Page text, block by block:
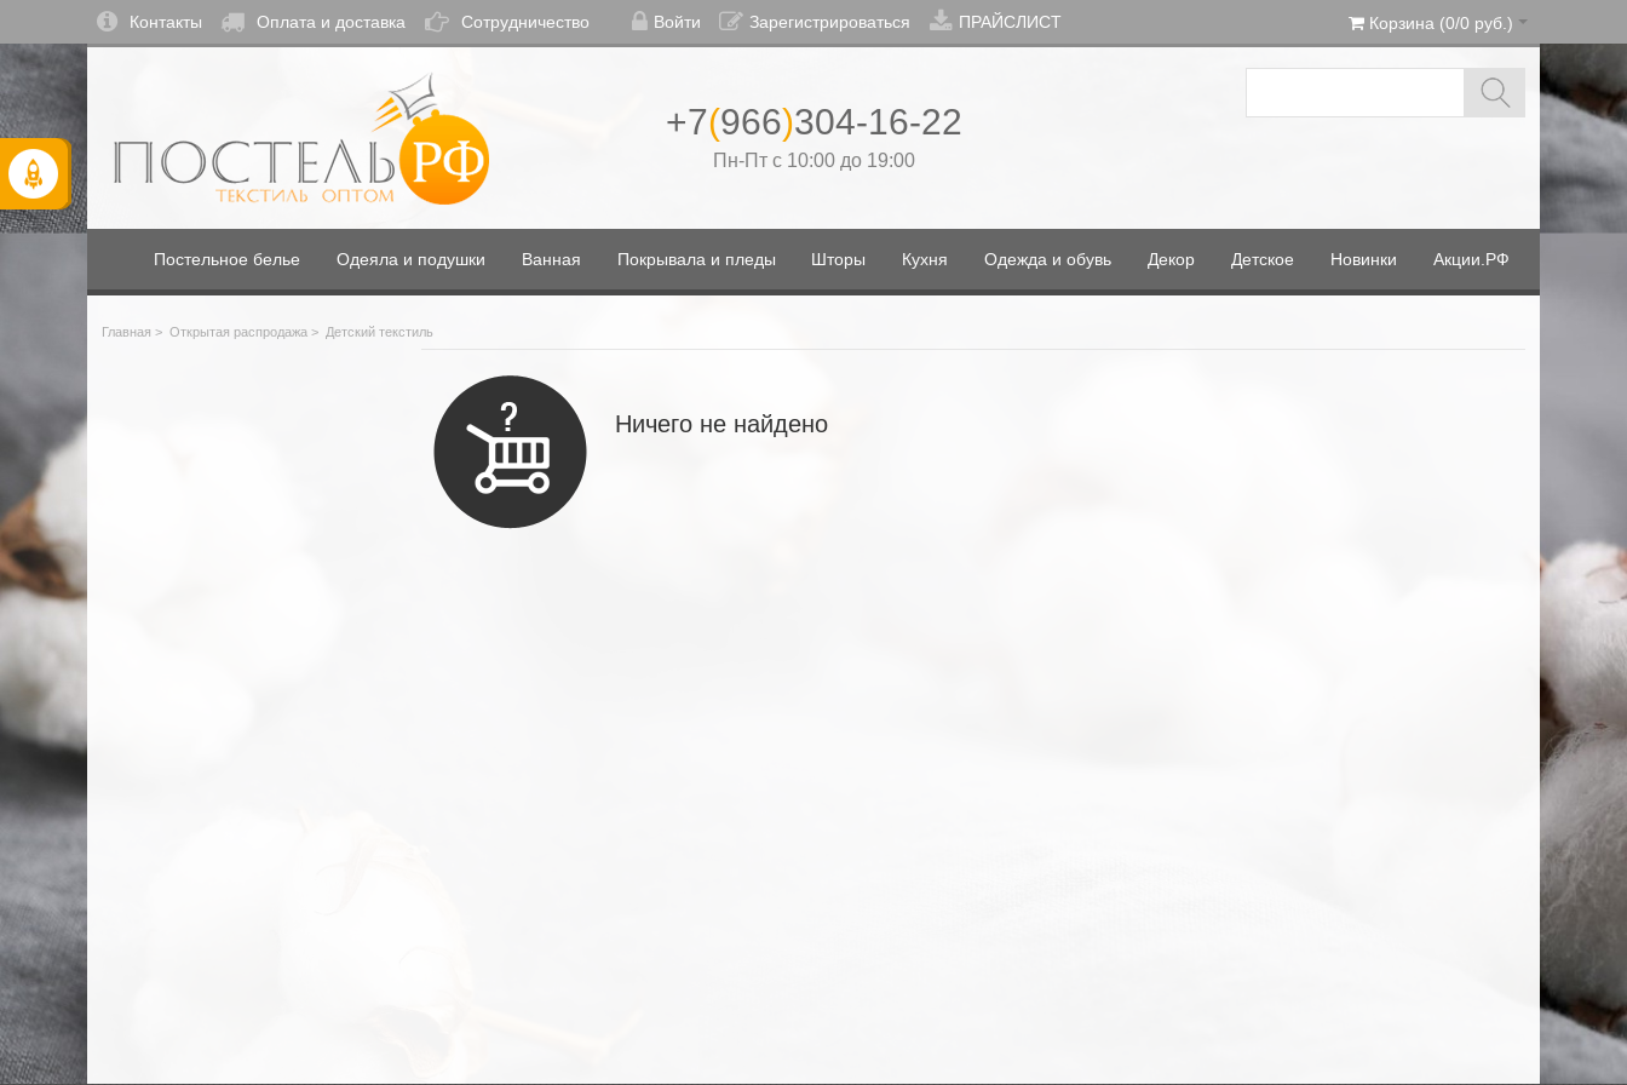
Контакты Оплата и доставка Сотрудничество Войти Зарегистрироваться ПРАЙСЛИСТ Корзина (0/0 руб.)
+7(966)304-16-22
Пн-Пт с 10:00 до 19:00
Постельное белье Одеяла и подушки Ванная Покрывала и пледы Шторы Кухня Одежда и обувь Декор Детское Новинки Акции.РФ
Главная > Открытая распродажа > Детский текстиль
Ничего не найдено